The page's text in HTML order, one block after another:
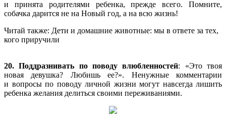
и принята родителями ребенка, прежде всего. Помните,
собачка дарится не на Новый год, а на всю жизнь!
Читай также: Дети и домашние животные: мы в ответе за тех,
кого приручили
20. Поддразнивать по поводу влюбленностей: «Это твоя
новая девушка? Любишь ее?». Ненужные комментарии
и вопросы по поводу личной жизни могут навсегда лишить
ребенка желания делиться своими переживаниями.